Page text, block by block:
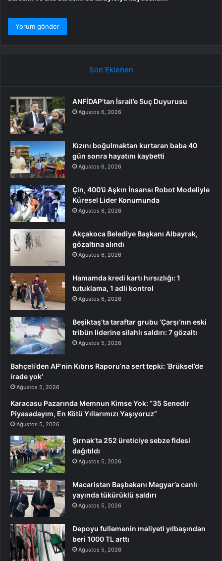
Son Eklenen
ANFİDAP’tan İsrail’e Suç Duyurusu
Ağustos 6, 2026
Kızını boğulmaktan kurtaran baba 40
gün sonra hayatını kaybetti
Ağustos 6, 2026
Çin, 400’ü Aşkın İnsansı Robot Modeliyle
Küresel Lider Konumunda
Ağustos 6, 2026
Akçakoca Belediye Başkanı Albayrak,
gözaltına alındı
Ağustos 6, 2026
Hamamda kredi kartı hırsızlığı: 1
tutuklama, 1 adli kontrol
Ağustos 6, 2026
Beşiktaş’ta taraftar grubu ‘Çarşı’nın eski
tribün liderine silahlı saldırı: 7 gözaltı
Ağustos 5, 2026
Bahçeli’den AP’nin Kıbrıs Raporu’na sert tepki: ‘Brüksel’de
irade yok’
Ağustos 5, 2026
Karacasu Pazarında Memnun Kimse Yok: “35 Senedir
Piyasadayım, En Kötü Yıllarımızı Yaşıyoruz”
Ağustos 5, 2026
Şırnak’ta 252 üreticiye sebze fidesi
dağıtıldı
Ağustos 5, 2026
Macaristan Başbakanı Magyar’a canlı
yayında tükürüklü saldırı
Ağustos 5, 2026
Depoyu fullemenin maliyeti yılbaşından
beri 1000 TL arttı
Ağustos 5, 2026